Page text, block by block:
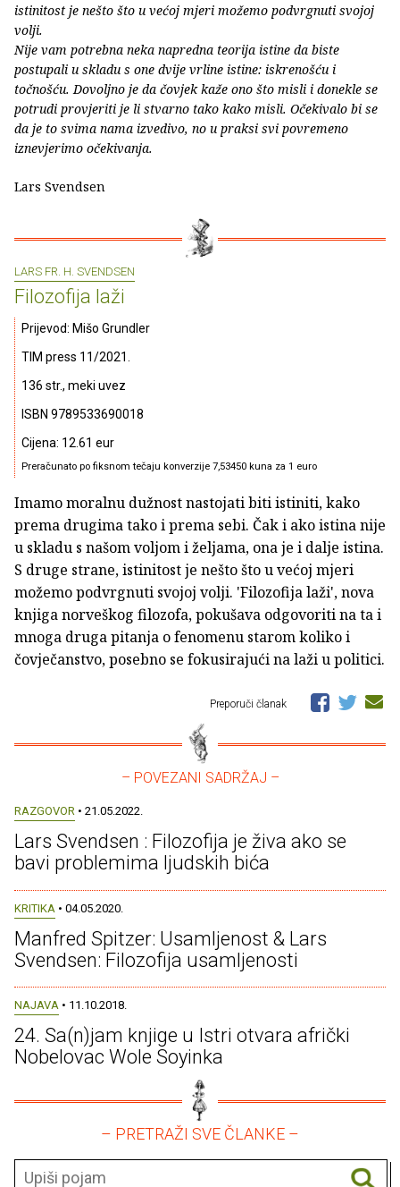
istinitost je nešto što u većoj mjeri možemo podvrgnuti svojoj
volji.
Nije vam potrebna neka napredna teorija istine da biste
postupali u skladu s one dvije vrline istine: iskrenošću i
točnošću. Dovoljno je da čovjek kaže ono što misli i donekle se
potrudi provjeriti je li stvarno tako kako misli. Očekivalo bi se
da je to svima nama izvedivo, no u praksi svi povremeno
iznevjerimo očekivanja.
Lars Svendsen
LARS FR. H. SVENDSEN
Filozofija laži
Prijevod: Mišo Grundler
TIM press 11/2021.
136 str., meki uvez
ISBN 9789533690018
Cijena: 12.61 eur
Preračunato po fiksnom tečaju konverzije 7,53450 kuna za 1 euro
Imamo moralnu dužnost nastojati biti istiniti, kako
prema drugima tako i prema sebi. Čak i ako istina nije
u skladu s našom voljom i željama, ona je i dalje istina.
S druge strane, istinitost je nešto što u većoj mjeri
možemo podvrgnuti svojoj volji. 'Filozofija laži', nova
knjiga norveškog filozofa, pokušava odgovoriti na ta i
mnoga druga pitanja o fenomenu starom koliko i
čovječanstvo, posebno se fokusirajući na laži u politici.
Preporuči članak
– POVEZANI SADRŽAJ –
RAZGOVOR • 21.05.2022.
Lars Svendsen : Filozofija je živa ako se
bavi problemima ljudskih bića
KRITIKA • 04.05.2020.
Manfred Spitzer: Usamljenost & Lars
Svendsen: Filozofija usamljenosti
NAJAVA • 11.10.2018.
24. Sa(n)jam knjige u Istri otvara afrički
Nobelovac Wole Soyinka
– PRETRAŽI SVE ČLANKE –